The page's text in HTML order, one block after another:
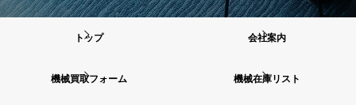
トップ 会社案内
機械買取フォーム 機械在庫リスト